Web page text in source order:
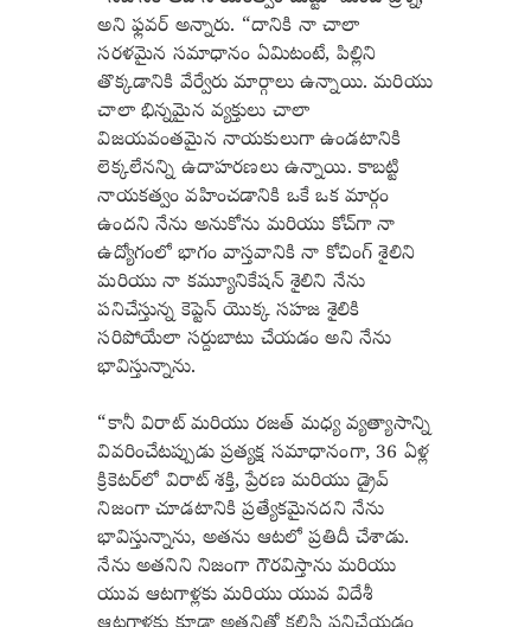
అని ఫ్లవర్ అన్నారు. “దానికి నా చాలా
సరళమైన సమాధానం ఏమిటంటే, పిల్లిని
తొక్కడానికి వేర్వేరు మార్గాలు ఉన్నాయి. మరియు
చాలా భిన్నమైన వ్యక్తులు చాలా
విజయవంతమైన నాయకులుగా ఉండటానికి
లెక్కలేనన్ని ఉదాహరణలు ఉన్నాయి. కాబట్టి
నాయకత్వం వహించడానికి ఒకే ఒక మార్గం
ఉందని నేను అనుకోను మరియు కోచ్‌గా నా
ఉద్యోగంలో భాగం వాస్తవానికి నా కోచింగ్ శైలిని
మరియు నా కమ్యూనికేషన్ శైలిని నేను
పనిచేస్తున్న కెప్టెన్ యొక్క సహజ శైలికి
సరిపోయేలా సర్దుబాటు చేయడం అని నేను
భావిస్తున్నాను.
“కానీ విరాట్ మరియు రజత్ మధ్య వ్యత్యాసాన్ని
వివరించేటప్పుడు ప్రత్యక్ష సమాధానంగా, 36 ఏళ్ల
క్రికెటర్‌లో విరాట్ శక్తి, ప్రేరణ మరియు డ్రైవ్
నిజంగా చూడటానికి ప్రత్యేకమైనదని నేను
భావిస్తున్నాను, అతను ఆటలో ప్రతిదీ చేశాడు.
నేను అతనిని నిజంగా గౌరవిస్తాను మరియు
యువ ఆటగాళ్లకు మరియు యువ విదేశీ